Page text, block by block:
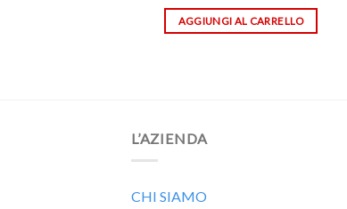
AGGIUNGI AL CARRELLO
L’AZIENDA
CHI SIAMO